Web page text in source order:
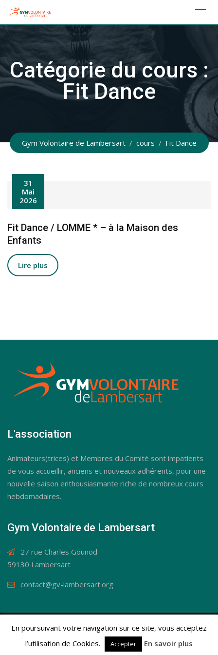
Skip
content
Catégorie du cours :
Fit Dance
Gym Volontaire de Lambersart / cours / Fit Dance
31
Mai
2026
Fit Dance / LOMME * – à la Maison des
Enfants
Lire plus
L'association
Animateurs(trices) et Membres du Comité sont impatients
de vous accueillir, anciens et nouveaux adhérents, pour une
nouvelle saison enthousiasmante riche de nombreux cours
hebdomadaires.
Gym Volontaire de Lambersart
27 rue Charles Gounod
59130 Lambersart
contact@gv-lambersart.org
© Gym Volontaire de Lambersart 2019 / Tous droits
réservés.Mentions légales
En poursuivant votre navigation sur ce site, vous acceptez
l’utilisation de Cookies.
Accepter En savoir plus